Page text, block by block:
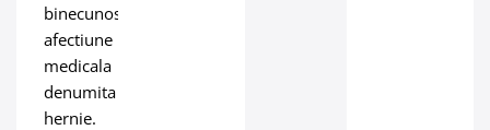
binecunoscuta
afectiune
medicala
denumita
hernie.